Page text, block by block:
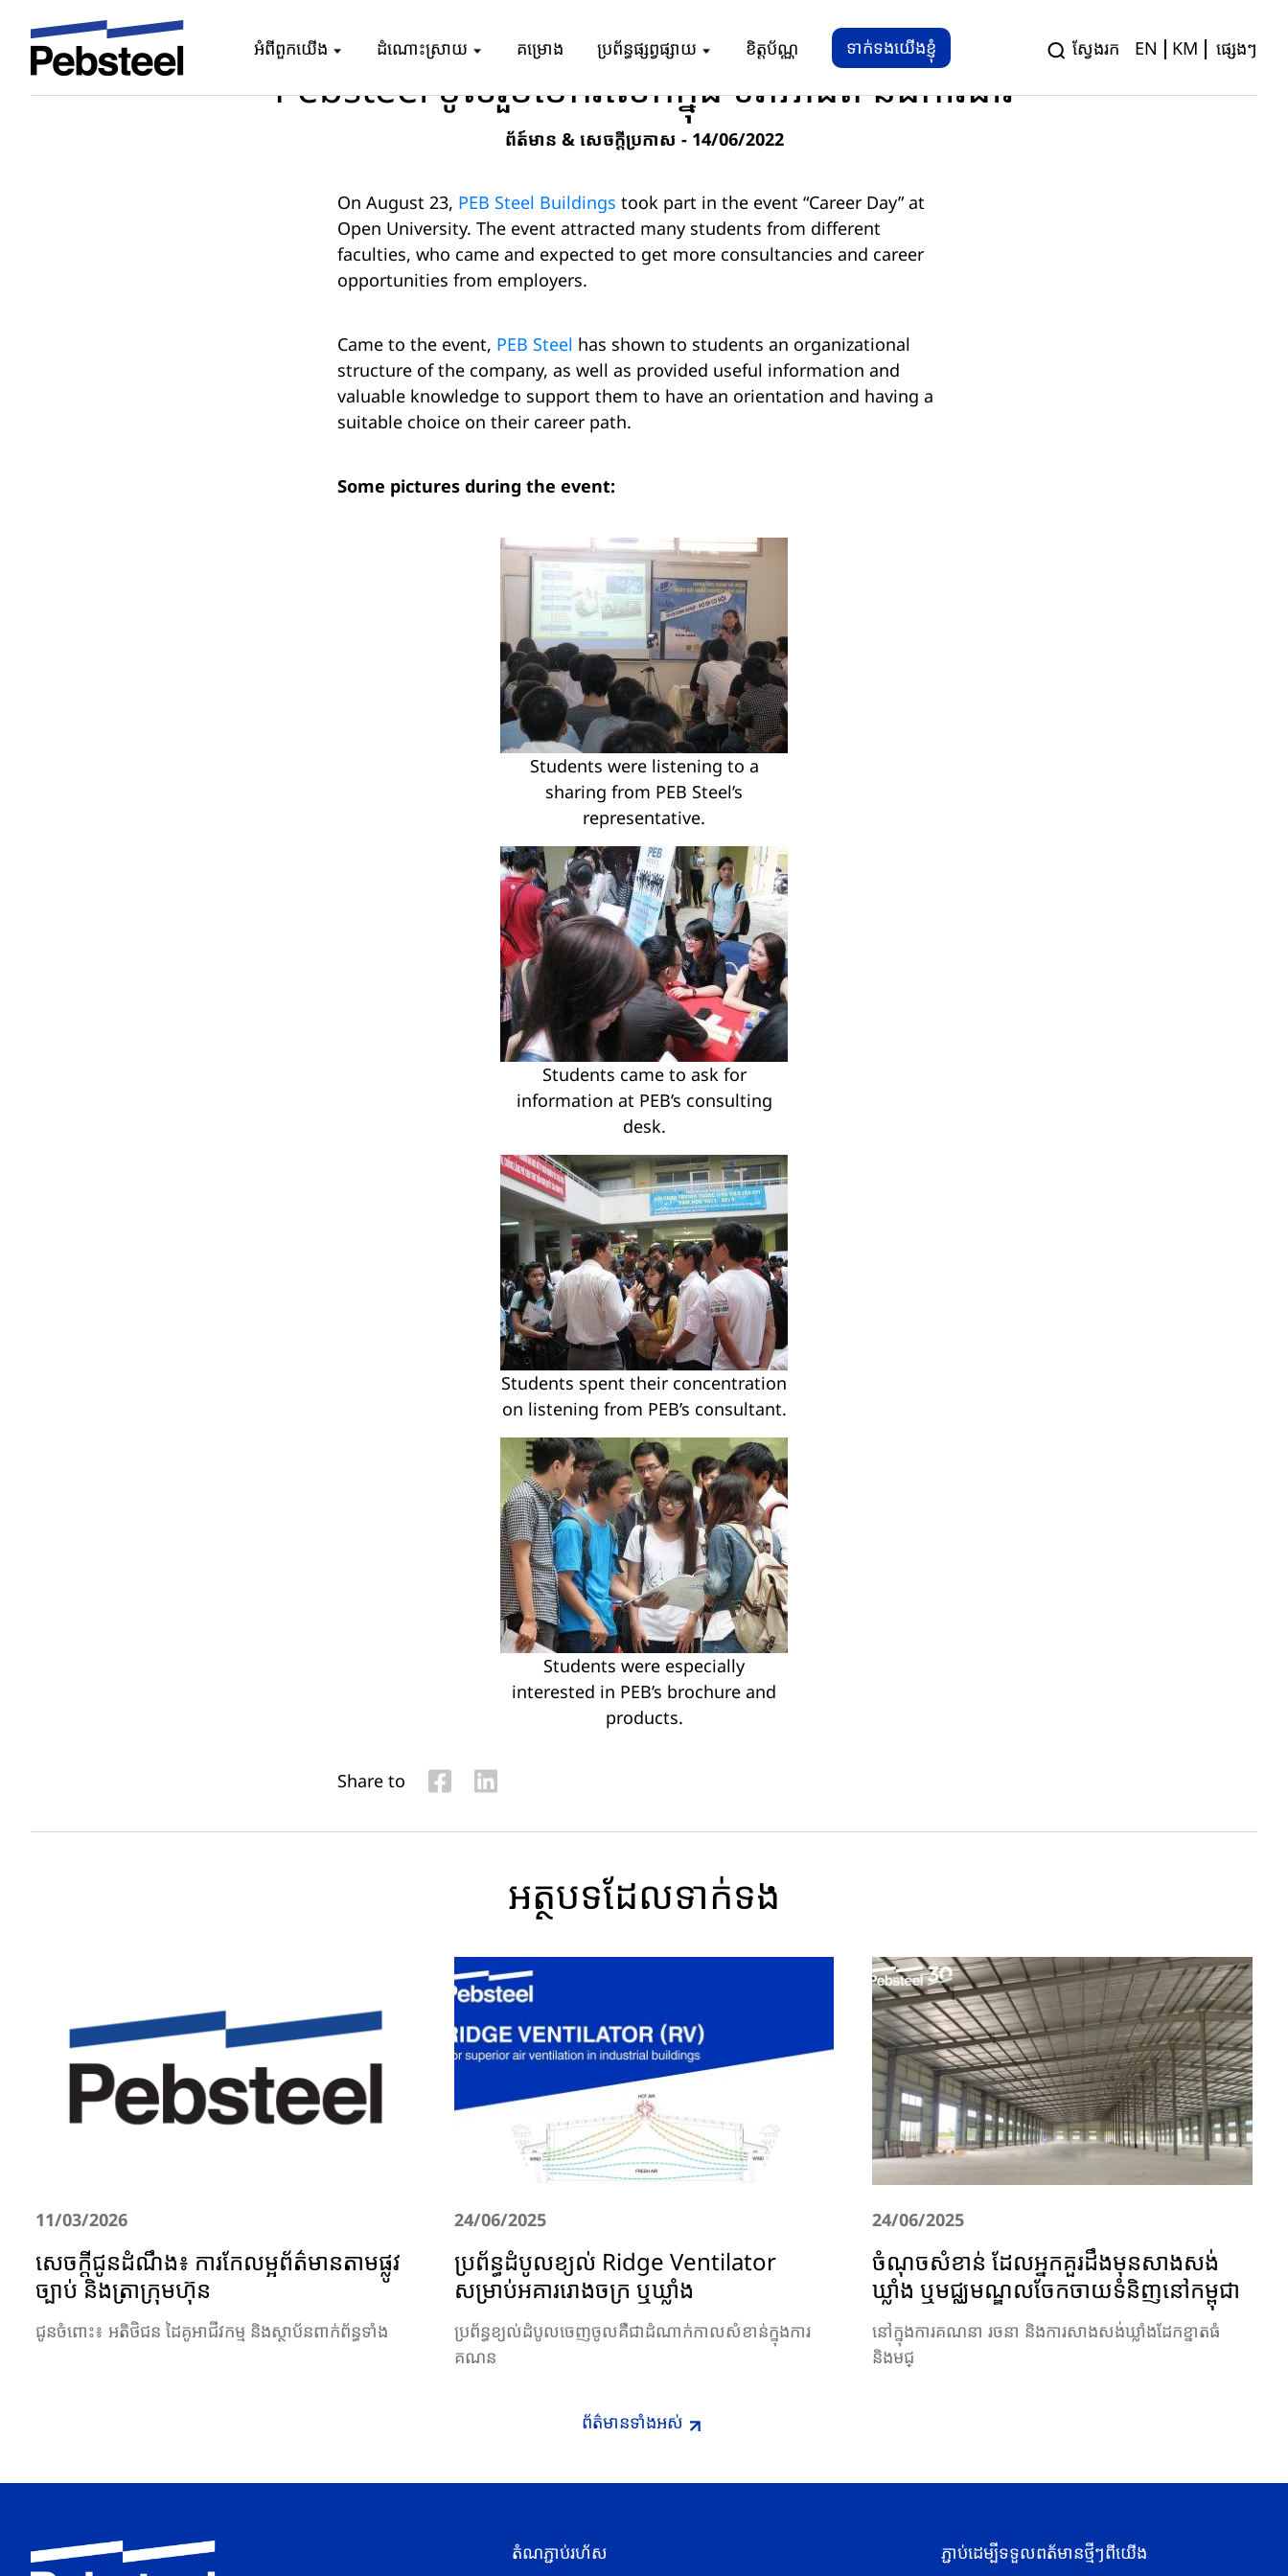
អំពីពួកយើង ដំណោះស្រាយ គម្រោង ប្រព័ន្ធផ្សព្វផ្សាយ ខិត្តប័ណ្ណ ទាក់ទងយើងខ្ញុំ ស្វែងរក EN KM ផ្សេងៗ
Pebsteel ចូលរួមចែករំលែកក្នុង ទិវាអាជីព និងការងារ
Pebsteel ចូលរួមចែករំលែកក្នុង ទិវាអាជីព និងការងារ
ព័ត៍មាន & សេចក្តីប្រកាស - 14/06/2022
On August 23, PEB Steel Buildings took part in the event “Career Day” at
Open University. The event attracted many students from different
faculties, who came and expected to get more consultancies and career
opportunities from employers.
Came to the event, PEB Steel has shown to students an organizational
structure of the company, as well as provided useful information and
valuable knowledge to support them to have an orientation and having a
suitable choice on their career path.
Some pictures during the event:
Students were listening to a
sharing from PEB Steel’s
representative.
Students came to ask for
information at PEB’s consulting
desk.
Students spent their concentration
on listening from PEB’s consultant.
Students were especially
interested in PEB’s brochure and
products.
Share to
អត្ថបទ​ដែល​ទាក់ទង
11/03/2026
សេចក្តីជូនដំណឹង៖ ការកែលម្អព័ត៌មានតាមផ្លូវ
ច្បាប់ និងត្រាក្រុមហ៊ុន
ជូនចំពោះ៖ អតិថិជន ដៃគូអាជីវកម្ម និងស្ថាប័នពាក់ព័ន្ធទាំង
24/06/2025
ប្រព័ន្ធដំបូលខ្យល់ Ridge Ventilator
សម្រាប់អគាររោងចក្រ ឬឃ្លាំង
ប្រព័ន្ធខ្យល់ដំបូលចេញចូលគឺជាដំណាក់កាលសំខាន់ក្នុងការ
គណន
24/06/2025
ចំណុចសំខាន់ ដែលអ្នកគួរដឹងមុនសាងសង់
ឃ្លាំង ឬមជ្ឈមណ្ឌលចែកចាយទំនិញនៅកម្ពុជា
នៅក្នុងការគណនា រចនា និងការសាងសង់ឃ្លាំងដែកខ្នាតធំ
និងមជ្
ព័ត៌មានទាំងអស់
តំណភ្ជាប់រហ័ស ភ្ជាប់ដេម្បីទទួលពត័មានថ្មីៗពីយើង